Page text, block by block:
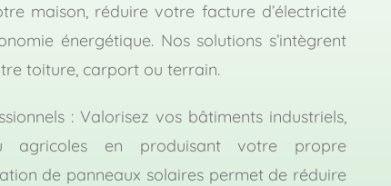
maison, réduire votre facture d’électricité
énergétique. Nos solutions s’intègrent
toiture, carport ou terrain.
: Valorisez vos bâtiments industriels,
agricoles en produisant votre propre
de panneaux solaires permet de réduire